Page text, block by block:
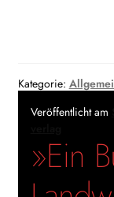
Kategorie:
Veröffentlicht am
»Ein